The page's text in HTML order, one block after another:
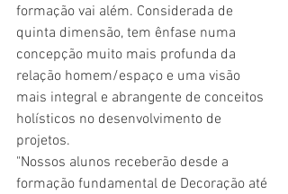
formação vai além. Considerada de
quinta dimensão, tem ênfase numa
concepção muito mais profunda da
relação homem/espaço e uma visão
mais integral e abrangente de conceitos
holísticos no desenvolvimento de
projetos.
"Nossos alunos receberão desde a
formação fundamental de Decoração até